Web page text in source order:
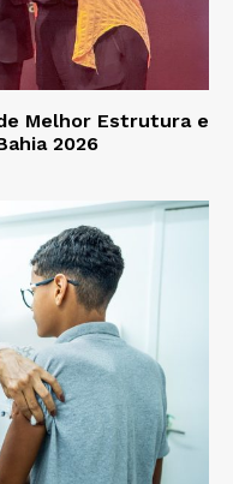
Melhor Estrutura e
2026